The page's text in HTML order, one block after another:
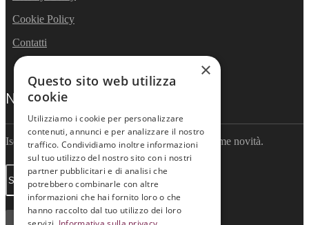
Cookie Policy
Contatti
NEWSLETTER
Iscriviti per ricevere informazioni sulle nostre ultime novità.
ISCRIVITI
×
Questo sito web utilizza
cookie
Utilizziamo i cookie per personalizzare
contenuti, annunci e per analizzare il nostro
traffico. Condividiamo inoltre informazioni
sul tuo utilizzo del nostro sito con i nostri
partner pubblicitari e di analisi che
potrebbero combinarle con altre
informazioni che hai fornito loro o che
hanno raccolto dal tuo utilizzo dei loro